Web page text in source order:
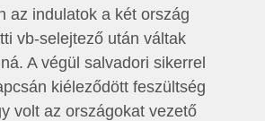
az indulatok a két ország
vb-selejtező után váltak
A végül salvadori sikerrel
kiéleződött feszültség
volt az országokat vezető